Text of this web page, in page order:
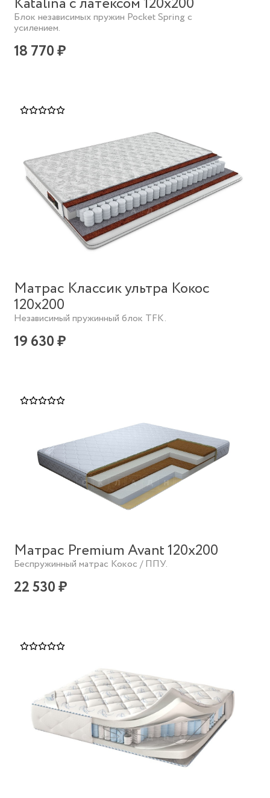
Блок независимых пружин Pocket Spring с
усилением.
18 770 ₽
Матрас Классик ультра Кокос
120х200
Независимый пружинный блок TFK.
19 630 ₽
Матрас Premium Avant 120х200
Беспружинный матрас Кокос / ППУ.
22 530 ₽